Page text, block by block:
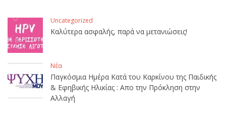
Uncategorized
Καλύτερα ασφαλής, παρά να μετανιώσεις!
Νέα
Παγκόσμια Ημέρα Κατά του Καρκίνου της Παιδικής
& Εφηβικής Ηλικίας : Απο την Πρόκληση στην
Αλλαγή